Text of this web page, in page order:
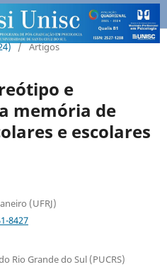
/ Artigos
e
memória de
e escolares
(UFRJ)
8427
Rio Grande do Sul (PUCRS)